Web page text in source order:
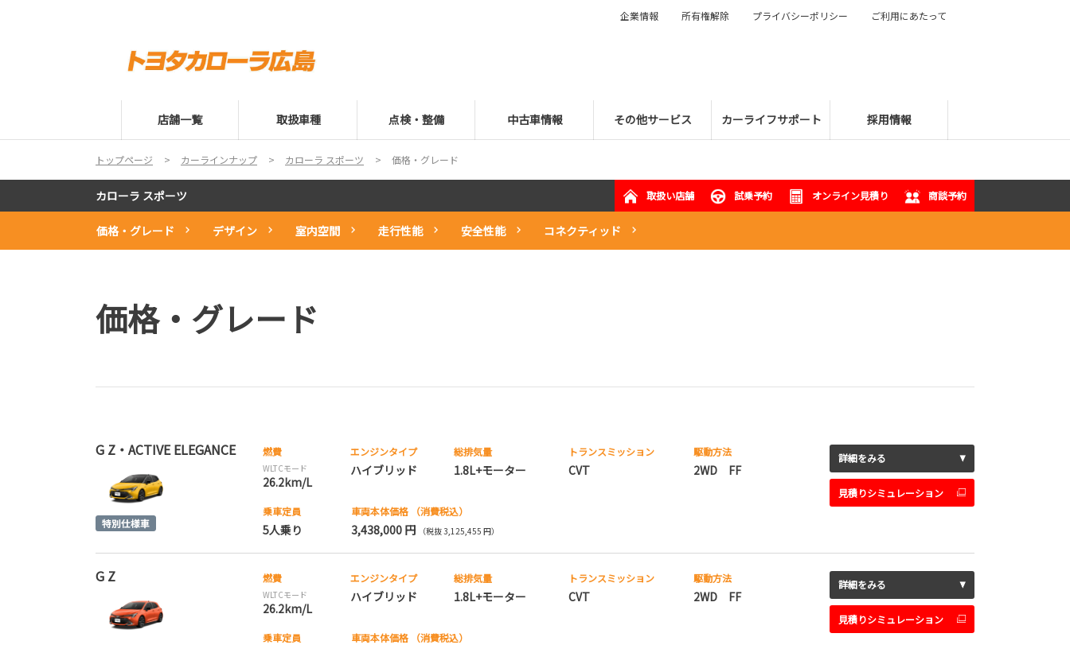
店舗一覧 取扱車種 点検・整備 中古車情報 その他サービス カーライフサポート 採用情報
企業情報 所有権解除 プライバシーポリシー ご利用にあたって
トップページ カーラインナップ カローラ スポーツ 価格・グレード
カローラ スポーツ 取扱い店舗 試乗予約 オンライン見積り 商談予約
価格・グレード デザイン 室内空間 走行性能 安全性能 コネクティッド
価格・グレード
G Z・ACTIVE ELEGANCE 燃費
WLTCモード
26.2km/L
エンジンタイプ
ハイブリッド
総排気量
1.8L+モーター
トランスミッション
CVT
駆動方法
2WD FF
乗車定員
5人乗り
車両本体価格 （消費税込）
3,438,000 円 （税抜 3,125,455 円）
詳細をみる
見積りシミュレーション
G Z 燃費
WLTCモード
26.2km/L
エンジンタイプ
ハイブリッド
総排気量
1.8L+モーター
トランスミッション
CVT
駆動方法
2WD FF
乗車定員 車両本体価格 （消費税込）
詳細をみる
見積りシミュレーション